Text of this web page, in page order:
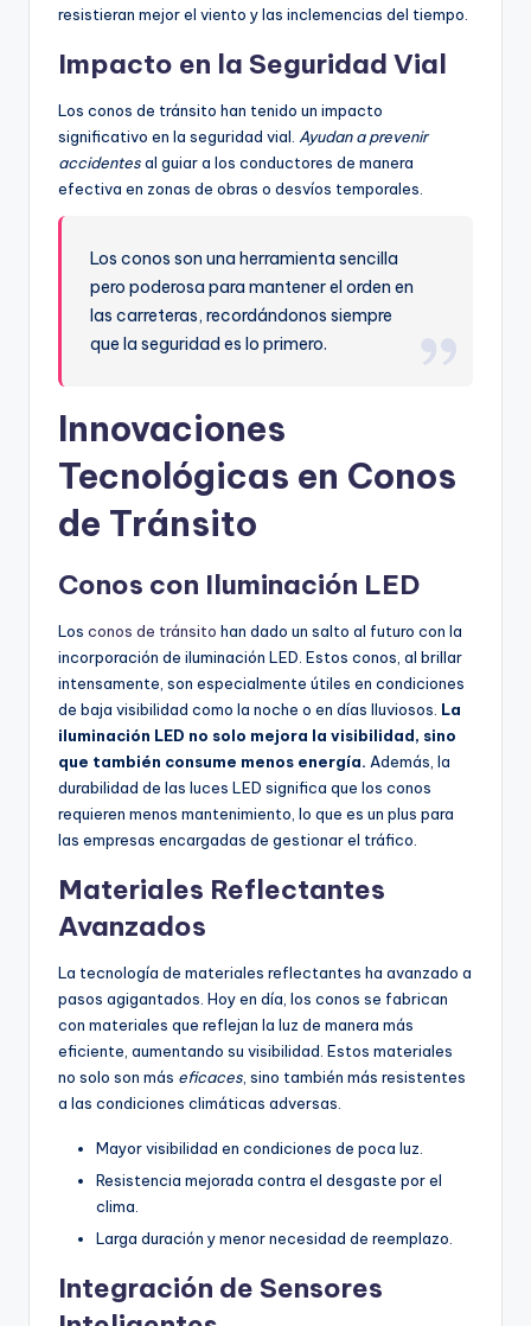
resistieran mejor el viento y las inclemencias del tiempo.
Impacto en la Seguridad Vial
Los conos de tránsito han tenido un impacto
significativo en la seguridad vial. Ayudan a prevenir
accidentesal guiar a los conductores de manera
efectiva en zonas de obras o desvíos temporales.
Los conos son una herramienta sencilla
pero poderosa para mantener el orden en
las carreteras, recordándonos siempre
que la seguridad es lo primero.
Innovaciones
Tecnológicas en Conos
de Tránsito
Conos con Iluminación LED
Los conos de tránsito han dado un salto al futuro con la
incorporación de iluminación LED. Estos conos, al brillar
intensamente, son especialmente útiles en condiciones
de baja visibilidad como la noche o en días lluviosos. La
iluminación LED no solo mejora la visibilidad, sino
que también consume menos energía. Además, la
durabilidad de las luces LED significa que los conos
requieren menos mantenimiento, lo que es un plus para
las empresas encargadas de gestionar el tráfico.
Materiales Reflectantes
Avanzados
La tecnología de materiales reflectantes ha avanzado a
pasos agigantados. Hoy en día, los conos se fabrican
con materiales que reflejan la luz de manera más
eficiente, aumentando su visibilidad. Estos materiales
no solo son más eficaces , sino también más resistentes
a las condiciones climáticas adversas.
Mayor visibilidad en condiciones de poca luz.
Resistencia mejorada contra el desgaste por el
clima.
Larga duración y menor necesidad de reemplazo.
Integración de Sensores